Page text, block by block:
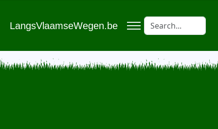
LangsVlaamseWegen.be